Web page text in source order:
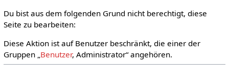
Du bist aus dem folgenden Grund nicht berechtigt, diese
Seite zu bearbeiten:
Diese Aktion ist auf Benutzer beschränkt, die einer der
Gruppen „Benutzer, Administrator“ angehören.